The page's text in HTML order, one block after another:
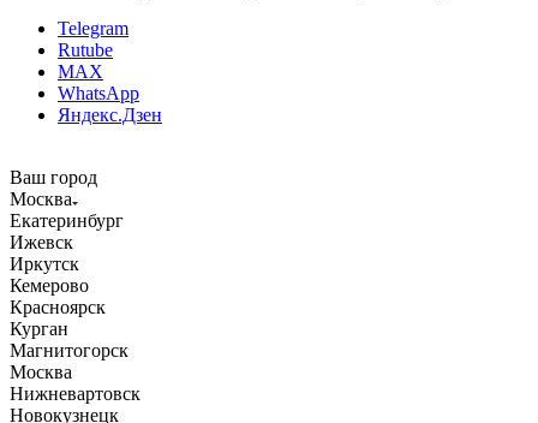
Telegram
Rutube
MAX
WhatsApp
Яндекс.Дзен
Ваш город
Москва
Екатеринбург
Ижевск
Иркутск
Кемерово
Красноярск
Курган
Магнитогорск
Москва
Нижневартовск
Новокузнецк